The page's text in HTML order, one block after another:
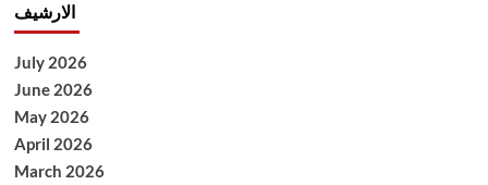
الارشيف
July 2026
June 2026
May 2026
April 2026
March 2026